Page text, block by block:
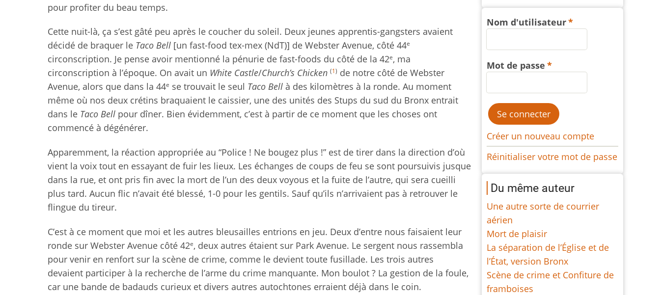
pour profiter du beau temps.
Cette nuit-là, ça s’est gâté peu après le coucher du soleil. Deux jeunes apprentis-gangsters avaient
décidé de braquer le Taco Bell [un fast-food tex-mex (NdT)] de Webster Avenue, côté 44e
circonscription. Je pense avoir mentionné la pénurie de fast-foods du côté de la 42e, ma
circonscription à l’époque. On avait un White Castle/Church’s Chicken (1) de notre côté de Webster
Avenue, alors que dans la 44e se trouvait le seul Taco Bell à des kilomètres à la ronde. Au moment
même où nos deux crétins braquaient le caissier, une des unités des Stups du sud du Bronx entrait
dans le Taco Bell pour dîner. Bien évidemment, c’est à partir de ce moment que les choses ont
commencé à dégénérer.
Apparemment, la réaction appropriée au “Police ! Ne bougez plus !” est de tirer dans la direction d’où
vient la voix tout en essayant de fuir les lieux. Les échanges de coups de feu se sont poursuivis jusque
dans la rue, et ont pris fin avec la mort de l’un des deux voyous et la fuite de l’autre, qui sera cueilli
plus tard. Aucun flic n’avait été blessé, 1-0 pour les gentils. Sauf qu’ils n’arrivaient pas à retrouver le
flingue du tireur.
C’est à ce moment que moi et les autres bleusailles entrions en jeu. Deux d’entre nous faisaient leur
ronde sur Webster Avenue côté 42e, deux autres étaient sur Park Avenue. Le sergent nous rassembla
pour venir en renfort sur la scène de crime, comme le devient toute fusillade. Les trois autres
devaient participer à la recherche de l’arme du crime manquante. Mon boulot ? La gestion de la foule,
car une bande de badauds curieux et divers autres autochtones erraient déjà dans le coin.
Nom d'utilisateur
Mot de passe
Créer un nouveau compte
Réinitialiser votre mot de passe
Du même auteur
Une autre sorte de courrier
aérien
Mort de plaisir
La séparation de l’Église et de
l’État, version Bronx
Scène de crime et Confiture de
framboises